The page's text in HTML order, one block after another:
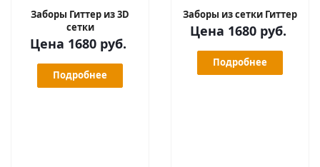
Заборы Гиттер из 3D
сетки
Цена 1680 руб.
Подробнее
Заборы из сетки Гиттер
Цена 1680 руб.
Подробнее